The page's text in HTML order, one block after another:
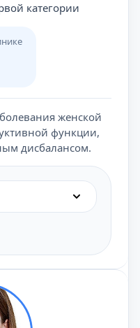
категории
женской
функции,
дисбалансом.